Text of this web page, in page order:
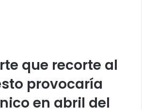
que recorte al
provocaría
en abril del